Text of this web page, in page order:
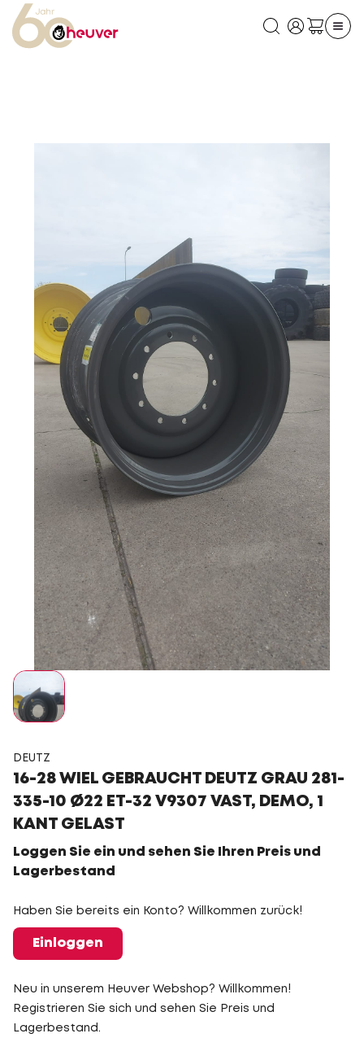
DEUTZ
16-28 WIEL GEBRAUCHT DEUTZ GRAU 281-
335-10 Ø22 ET-32 V9307 VAST, DEMO, 1
KANT GELAST
Loggen Sie ein und sehen Sie Ihren Preis und
Lagerbestand
Haben Sie bereits ein Konto? Willkommen zurück!
Einloggen
Neu in unserem Heuver Webshop? Willkommen!
Registrieren Sie sich und sehen Sie Preis und
Lagerbestand.